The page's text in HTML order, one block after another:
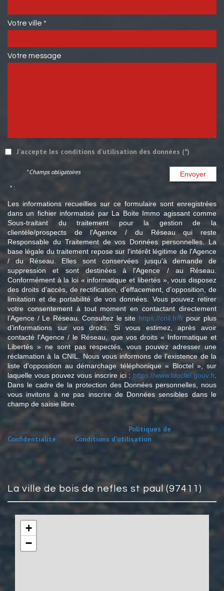
Votre ville *
Votre message
J'accepte les conditions d'utilisation des données (*)
Envoyer
* Champs obligatoires
* :
Les informations recueillies sur ce formulaire sont enregistrées
dans un fichier informatisé par La Boite Immo agissant comme
Sous-traitant du traitement pour la gestion de la
clientèle/prospects de l'Agence / du Réseau qui reste
Responsable du Traitement de vos Données personnelles. La
base légale du traitement repose sur l'intérêt légitime de l'Agence
/ du Réseau. Elles sont conservées jusqu'à demande de
suppression et sont destinées à l'Agence / au Réseau.
Conformément à la loi « informatique et libertés », vous disposez
des droits d’accès, de rectification, d’effacement, d’opposition, de
limitation et de portabilité de vos données. Vous pouvez retirer
votre consentement à tout moment en contactant directement
l’Agence / Le Réseau. Consultez le site https://cnil.fr/frpour plus
d’informations sur vos droits. Si vous estimez, après avoir
contacté l'Agence / le Réseau, que vos droits « Informatique et
Libertés » ne sont pas respectés, vous pouvez adresser une
réclamation à la CNIL. Nous vous informons de l’existence de la
liste d'opposition au démarchage téléphonique « Bloctel », sur
laquelle vous pouvez vous inscrire ici : https://www.bloctel.gouv.fr.
Dans le cadre de la protection des Données personnelles, nous
vous invitons à ne pas inscrire de Données sensibles dans le
champ de saisie libre.
Politiques de
Confidentialité et es Conditions d'utilisation de Google
s'appliquent.
la ville de bois de nefles st paul (97411)
+
−